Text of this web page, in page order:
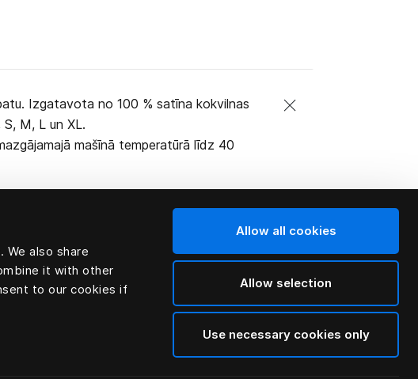
also share
it with other
to our cookies if
Allow all cookies
Allow selection
Use necessary cookies only
Izgatavota no 100 % satīna kokvilnas
M, L un XL.
mašīnā temperatūrā līdz 40